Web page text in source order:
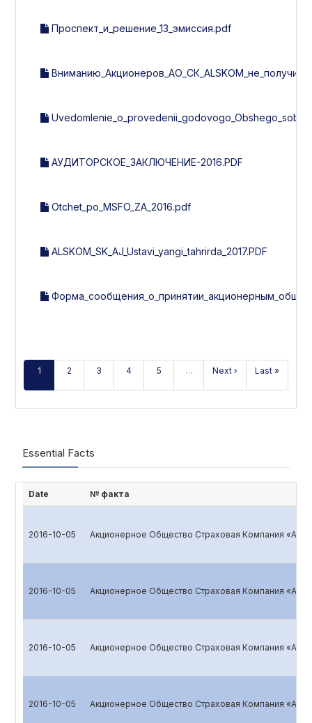
Проспект_и_решение_13_эмиссия.pdf
АУДИТОРСКОЕ_ЗАКЛЮЧЕНИЕ-2016.PDF
Otchet_po_MSFO_ZA_2016.pdf
ALSKOM_SK_AJ_Ustavi_yangi_tahrirda_2017.PDF
1 2 3 4 5 … Next › Last »
Essential Facts
Date № факта
2016-10-05 Акционерное Общество Страховая Компания
2016-10-05 Акционерное Общество Страховая Компания
2016-10-05 Акционерное Общество Страховая Компания
2016-10-05 Акционерное Общество Страховая Компания